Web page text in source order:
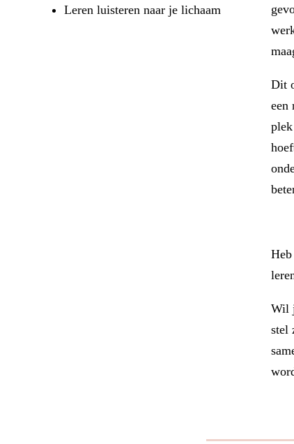
Leren luisteren naar je lichaam
Dit
een
Wil
stel